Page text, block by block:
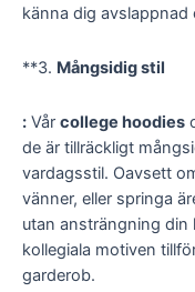
känna dig avslappnad
**3. Mångsidig stil
: Vår college hoodies
de är tillräckligt
vardagsstil. Oavsett
vänner, eller springa
utan ansträngning din
kollegiala motiven
garderob.